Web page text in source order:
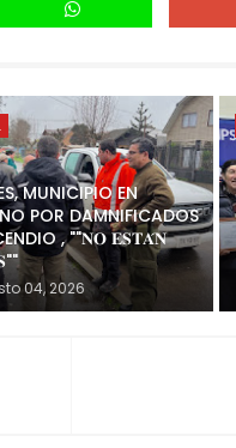
MUNICIPIO EN
POR DAMNIFICADOS
, ""𝐍𝐎 𝐄𝐒𝐓𝐀́𝐍
04, 2026